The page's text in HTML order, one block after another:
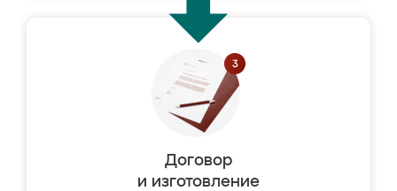
Договор
и изготовление